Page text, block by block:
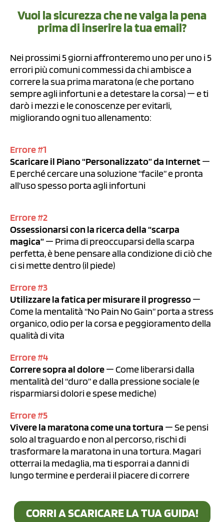
Vuoi la sicurezza che ne valga la pena
prima di inserire la tua email?
Nei prossimi 5 giorni affronteremo uno per uno i 5
errori più comuni commessi da chi ambisce a
correre la sua prima maratona (e che portano
sempre agli infortuni e a detestare la corsa) — e ti
darò i mezzi e le conoscenze per evitarli,
migliorando ogni tuo allenamento:
Errore #1
Scaricare il Piano “Personalizzato” da Internet—
E perché cercare una soluzione “facile” e pronta
all’uso spesso porta agli infortuni
Errore #2
Ossessionarsi con la ricerca della “scarpa
magica”— Prima di preoccuparsi della scarpa
perfetta, è bene pensare alla condizione di ciò che
ci si mette dentro (il piede)
Errore #3
Utilizzare la fatica per misurare il progresso—
Come la mentalità “No Pain No Gain” porta a stress
organico, odio per la corsa e peggioramento della
qualità di vita
Errore #4
Correre sopra al dolore— Come liberarsi dalla
mentalità del “duro” e dalla pressione sociale (e
risparmiarsi dolori e spese mediche)
Errore #5
Vivere la maratona come una tortura — Se pensi
solo al traguardo e non al percorso, rischi di
trasformare la maratona in una tortura. Magari
otterrai la medaglia, ma ti esporrai a danni di
lungo termine e perderai il piacere di correre
CORRI A SCARICARE LA TUA GUIDA!